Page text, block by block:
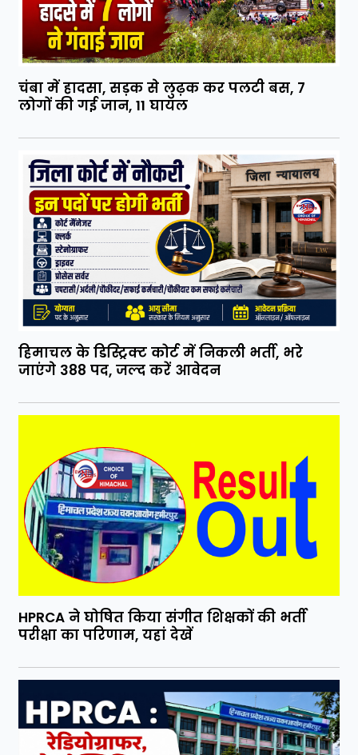
चंबा में हादसा, सड़क से लुढ़क कर पलटी बस, 7
लोगों की गई जान, 11 घायल
हिमाचल के डिस्ट्रिक्ट कोर्ट में निकली भर्ती, भरे
जाएंगे 388 पद, जल्द करें आवेदन
HPRCA ने घोषित किया संगीत शिक्षकों की भर्ती
परीक्षा का परिणाम, यहां देखें